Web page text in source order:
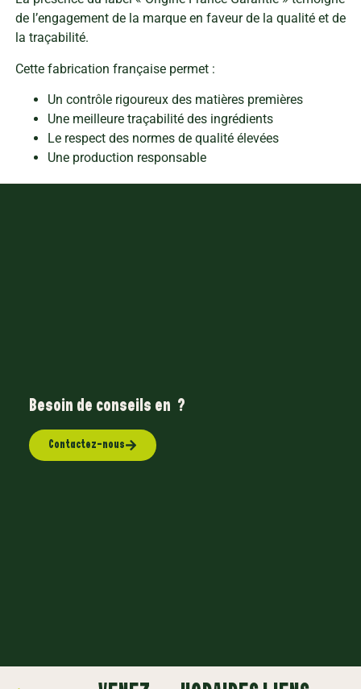
de l’engagement de la marque en faveur de la qualité et de
la traçabilité.
Cette fabrication française permet :
Un contrôle rigoureux des matières premières
Une meilleure traçabilité des ingrédients
Le respect des normes de qualité élevées
Une production responsable
Besoin de conseils en A?
Contactez-nous